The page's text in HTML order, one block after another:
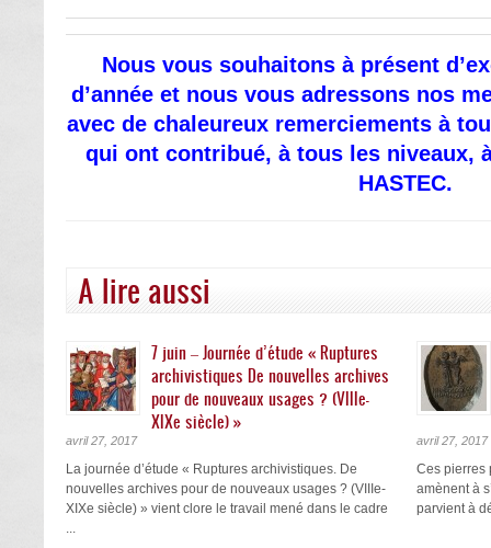
Nous vous souhaitons à présent
d’année et nous vous adressons nos
avec de chaleureux remerciements à
qui ont contribué, à tous les niveaux,
HASTEC.
A lire aussi
7 juin – Journée d’étude « Ruptures
archivistiques De nouvelles archives
pour de nouveaux usages ? (VIIIe-
XIXe siècle) »
avril 27, 2017
La journée d’étude « Ruptures archivistiques. De
nouvelles archives pour de nouveaux usages ? (VIIIe-
XIXe siècle) » vient clore le travail mené dans le cadre
...
avril 27, 2017
Ces pierres
amènent à
parvient à